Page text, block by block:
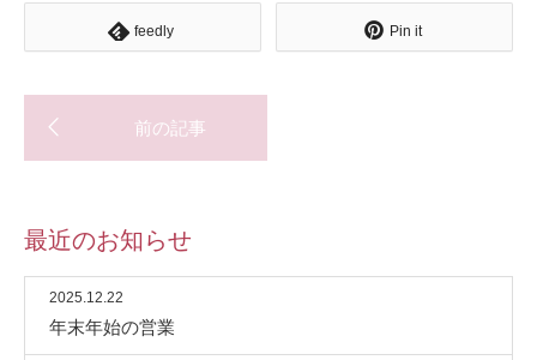
feedly Pin it
最近のお知らせ
2025.12.22
年末年始の営業